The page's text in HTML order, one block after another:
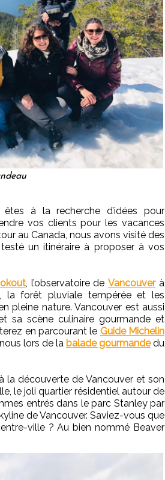
êtes à la recherche d’idées pour
vos clients pour les vacances
au Canada, nous avons visité des
un itinéraire à proposer à vos
, l’observatoire deVancouverà
la forêt pluviale tempérée et les
pleine nature. Vancouver est aussi
sa scène culinaire gourmande et
en parcourant le Guide Michelin
lors de la balade gourmandedu
la découverte de Vancouver et son
le joli quartier résidentiel autour de
entrés dans le parc Stanley par
de Vancouver. Saviez-vous que
ville ? Au bien nommé Beaver